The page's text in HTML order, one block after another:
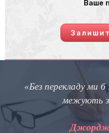
Ваше
«Без перекладу ми б
межують з